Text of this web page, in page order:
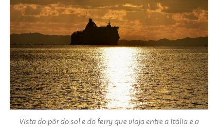
Vista do pôr do sol e do ferry que viaja entre a Itália e a